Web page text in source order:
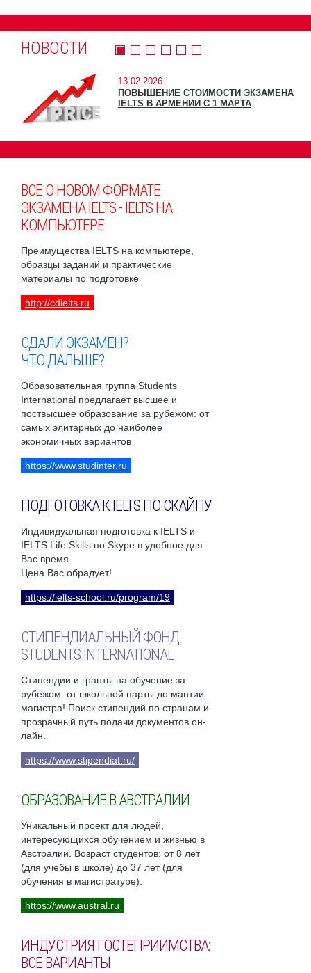
НОВОСТИ
13.02.2026
ПОВЫШЕНИЕ СТОИМОСТИ ЭКЗАМЕНА
IELTS В АРМЕНИИ С 1 МАРТА
ВСЕ О НОВОМ ФОРМАТЕ
ЭКЗАМЕНА IELTS - IELTS НА
КОМПЬЮТЕРЕ
Преимущества IELTS на компьютере,
образцы заданий и практические
материалы по подготовке
http://cdielts.ru
СДАЛИ ЭКЗАМЕН?
ЧТО ДАЛЬШЕ?
Образовательная группа Students
International предлагает высшее и
поствысшее образование за рубежом: от
самых элитарных до наиболее
экономичных вариантов
https://www.studinter.ru
ПОДГОТОВКА К IELTS ПО СКАЙПУ
Индивидуальная подготовка к IELTS и
IELTS Life Skills по Skype в удобное для
Вас время.
Цена Вас обрадует!
https://ielts-school.ru/program/19
СТИПЕНДИАЛЬНЫЙ ФОНД
STUDENTS INTERNATIONAL
Стипендии и гранты на обучение за
рубежом: от школьной парты до мантии
магистра! Поиск стипендий по странам и
прозрачный путь подачи документов он-
лайн.
https://www.stipendiat.ru/
ОБРАЗОВАНИЕ В АВСТРАЛИИ
Уникальный проект для людей,
интересующихся обучением и жизнью в
Австралии. Возраст студентов: от 8 лет
(для учебы в школе) до 37 лет (для
обучения в магистратуре).
https://www.austral.ru
ИНДУСТРИЯ ГОСТЕПРИИМСТВА:
ВСЕ ВАРИАНТЫ